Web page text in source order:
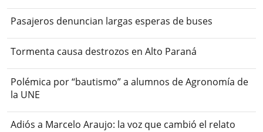
Pasajeros denuncian largas esperas de buses
Tormenta causa destrozos en Alto Paraná
Polémica por “bautismo” a alumnos de Agronomía de
la UNE
Adiós a Marcelo Araujo: la voz que cambió el relato